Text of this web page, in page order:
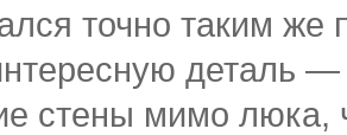
точно таким же
деталь
стены мимо люка,